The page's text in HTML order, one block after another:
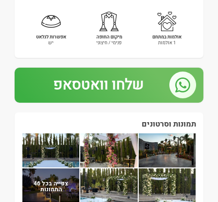
אולמות במתחם
1 אולמות
מיקום החופה
פנימי / חיצוני
אפשרות לגלאט
יש
שלחו וואטסאפ
תמונות וסרטונים
צפייה בכל 46
התמונות